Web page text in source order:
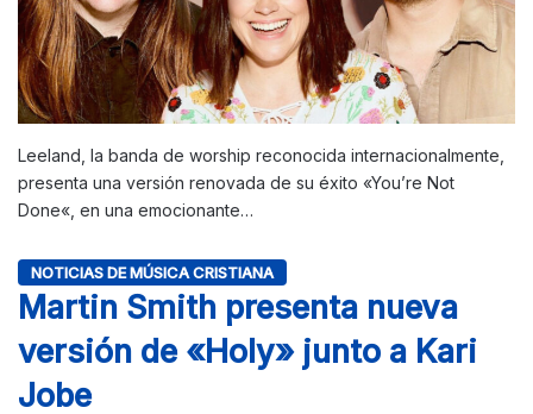
Leeland, la banda de worship reconocida internacionalmente,
presenta una versión renovada de su éxito «You’re Not
Done«, en una emocionante…
NOTICIAS DE MÚSICA CRISTIANA
Martin Smith presenta nueva
versión de «Holy» junto a Kari
Jobe